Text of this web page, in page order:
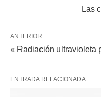
Las
ANTERIOR
« Radiación ultravioleta
ENTRADA RELACIONADA